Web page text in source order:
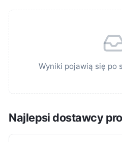
Wyniki pojawią się po
Najlepsi dostawcy